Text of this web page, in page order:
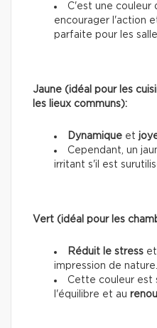
C'est une couleur
encourager l'action
parfaite pour les
Jaune (idéal pour les
les lieux communs):
Dynamique et
Cependant, un
irritant s'il est
Vert (idéal pour les
Réduit le stress
impression de nature.
Cette couleur est
l'équilibre et au